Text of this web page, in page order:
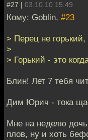
#27 | 03.10.10 15:49
Кому: Goblin, #23
> Перец не
>
> Горький - это
Блин! Лет 7 тебя
Дим Юрич - тока
Мне на неделю
плов, ну и хоть